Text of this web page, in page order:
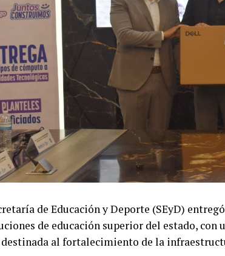
de Educación y Deporte (SEyD)
de educación superior del estado, con
destinada al fortalecimiento de la